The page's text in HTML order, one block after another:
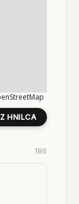
HNILCA
186